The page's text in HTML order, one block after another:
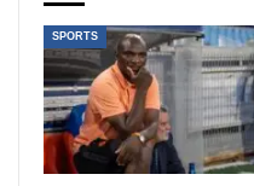
SPORTS